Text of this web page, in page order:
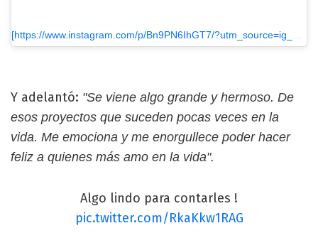
Y adelantó: "Se viene algo grande y hermoso. De
esos proyectos que suceden pocas veces en la
vida. Me emociona y me enorgullece poder hacer
feliz a quienes más amo en la vida".
Algo lindo para contarles !
pic.twitter.com/RkaKkw1RAG